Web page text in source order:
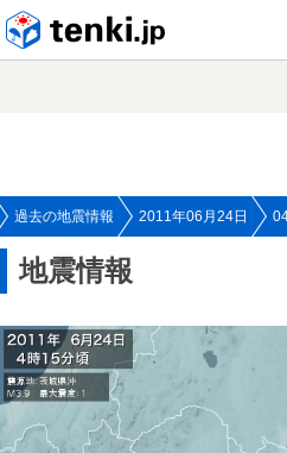
過去の地震情報 2011年06月24日
地震情報